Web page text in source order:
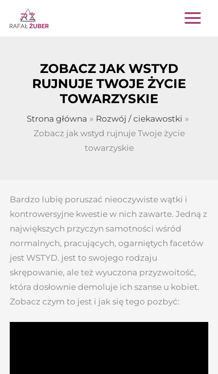
Przejdź
do
ZOBACZ JAK WSTYD
RUJNUJE TWOJE ŻYCIE
TOWARZYSKIE
Strona główna
Rozwój / ciekawostki
Zobacz jak wstyd rujnuje Twoje życie
towarzyskie
Bardzo lubię poruszać nieoczywiste wątki i
kontrowersyjne kwestie w nich zawarte. Jedną z
największych przyczyn samotności wśród
normalnych, pracujących, ogarniętych facetów
jest WSTYD. jest to swojego rodzaju
skrępowanie, ale też wyuczona przyzwoitość,
która dosłownie demoluje ich szanse u kobiet.
Zobacz czym to jest i jak się tego pozbyć: